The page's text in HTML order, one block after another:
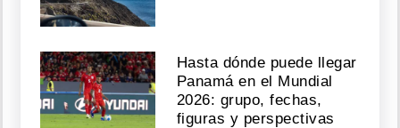
Hasta dónde puede llegar
Panamá en el Mundial
2026: grupo, fechas,
figuras y perspectivas